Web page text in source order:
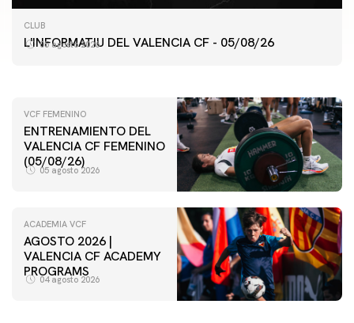
CLUB
L'INFORMATIU DEL VALENCIA CF - 05/08/26
05 agosto 2026
PRIMER EQUIPO
ENTRENAMIENTO MATINAL DEL VALENCIA CF
5/8/2026
VCF FEMENINO
ENTRENAMIENTO DEL
VALENCIA CF FEMENINO
(05/08/26)
05 agosto 2026
ACADEMIA VCF
AGOSTO 2026 |
VALENCIA CF ACADEMY
PROGRAMS
04 agosto 2026